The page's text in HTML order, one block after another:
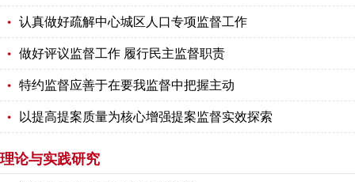
认真做好疏解中心城区人口专项监督工作
做好评议监督工作 履行民主监督职责
特约监督应善于在要我监督中把握主动
以提高提案质量为核心增强提案监督实效探索
理论与实践研究